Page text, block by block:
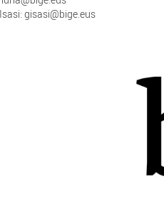
gisasi@bige.eus